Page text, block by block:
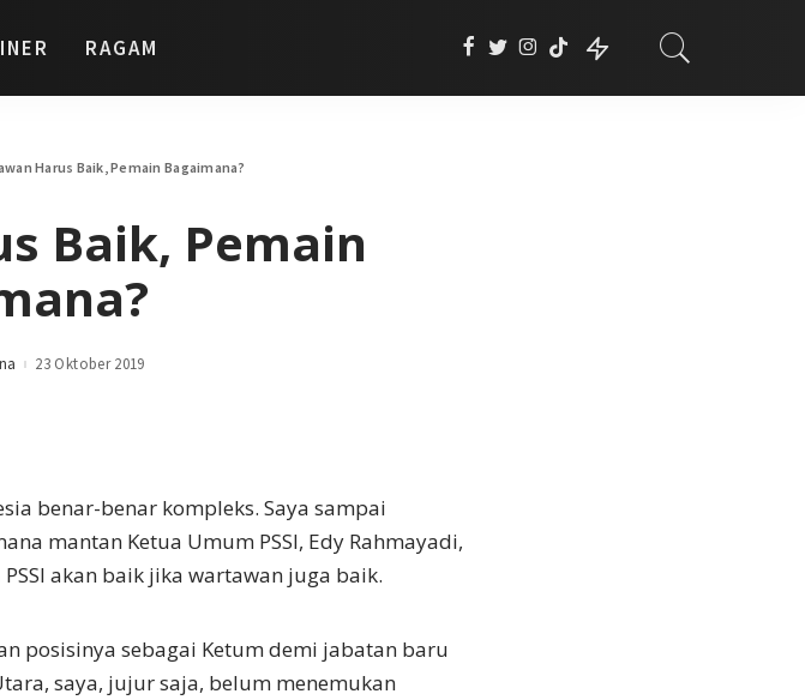
RAGAM
Harus Baik, Pemain Bagaimana?
Baik, Pemain
23 Oktober 2019
benar-benar kompleks. Saya sampai
mantan Ketua Umum PSSI, Edy Rahmayadi,
akan baik jika wartawan juga baik.
posisinya sebagai Ketum demi jabatan baru
saya, jujur saja, belum menemukan